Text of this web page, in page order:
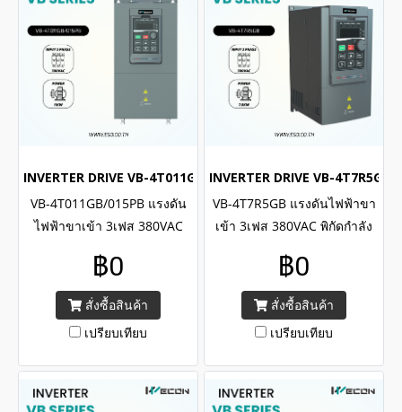
INVERTER DRIVE VB-4T011GB/015PB (3Phase 380VAC /
VB-4T011GB/015PB แรงดัน
ไฟฟ้าขาเข้า 3เฟส 380VAC
WECON INVERTER VB Series
Input 3 Phase 380VAC ,
Capacity 11kW , 15H.P.
฿0
สั่งซื้อสินค้า
เปรียบเทียบ
INVERTER DRIVE VB-
VB-4T7R5GB แรงดันไฟฟ้าขา
เข้า 3เฟส 380VAC พิกัดกำลัง
INVERTER VB Series Input 3
Phase 380VAC , Capacity
7.5kW , 10H.P.
฿0
สั่งซื้อสินค้า
เปรียบเทียบ